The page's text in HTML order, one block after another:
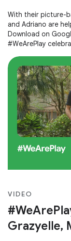
With their picture-
and Adriano are
Download on
#WeArePlay
VIDEO
Grazyelle,